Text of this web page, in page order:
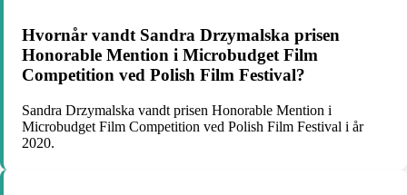
Hvornår vandt Sandra Drzymalska prisen
Honorable Mention i Microbudget Film
Competition ved Polish Film Festival?
Sandra Drzymalska vandt prisen Honorable Mention i
Microbudget Film Competition ved Polish Film Festival i år
2020.